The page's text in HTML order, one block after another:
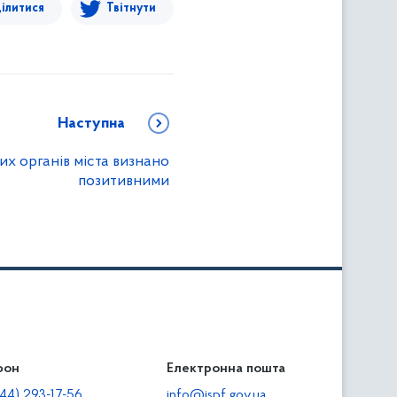
Твітнути
Наступна
органів міста визнано
позитивними
Електронна пошта